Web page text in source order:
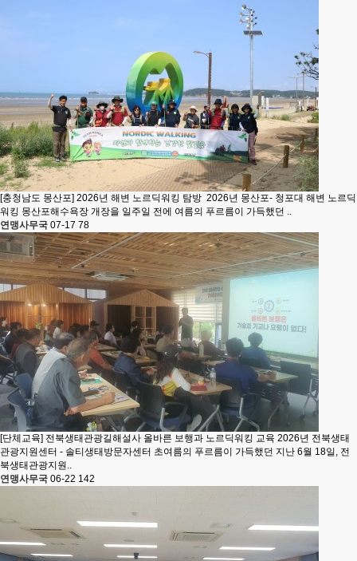
[충청남도 몽산포] 2026년 해변 노르딕워킹 탐방 2026년 몽산포- 청포대 해변 노르딕
워킹 몽산포해수욕장 개장을 일주일 전에 여름의 푸르름이 가득했던 ..
연맹사무국 07-17 78
[단체교육] 전북생태관광길해설사 올바른 보행과 노르딕워킹 교육 2026년 전북생태
관광지원센터 - 솔티생태방문자센터 초여름의 푸르름이 가득했던 지난 6월 18일, 전
북생태관광지원..
연맹사무국 06-22 142